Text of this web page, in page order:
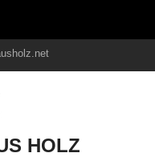
HOLZ